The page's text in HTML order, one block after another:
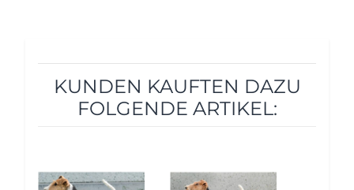
KUNDEN KAUFTEN DAZU
FOLGENDE ARTIKEL: